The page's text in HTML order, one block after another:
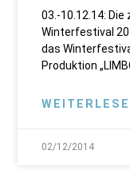
03.-10.12.14:
Winterfestival
das
Produktion
02/12/2014